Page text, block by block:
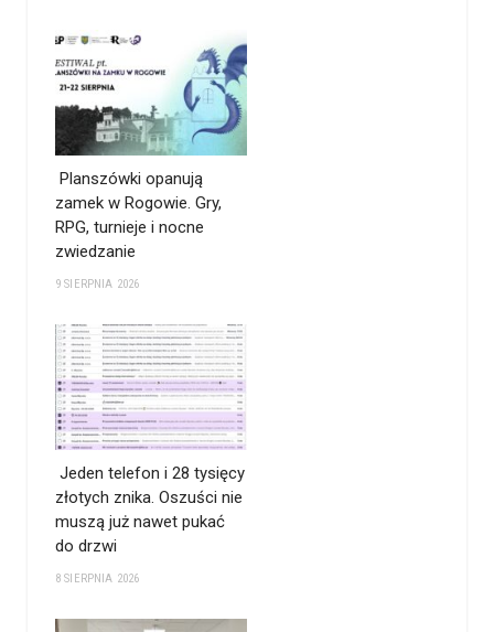
Planszówki opanują
zamek w Rogowie. Gry,
RPG, turnieje i nocne
zwiedzanie
9 SIERPNIA 2026
Jeden telefon i 28 tysięcy
złotych znika. Oszuści nie
muszą już nawet pukać
do drzwi
8 SIERPNIA 2026